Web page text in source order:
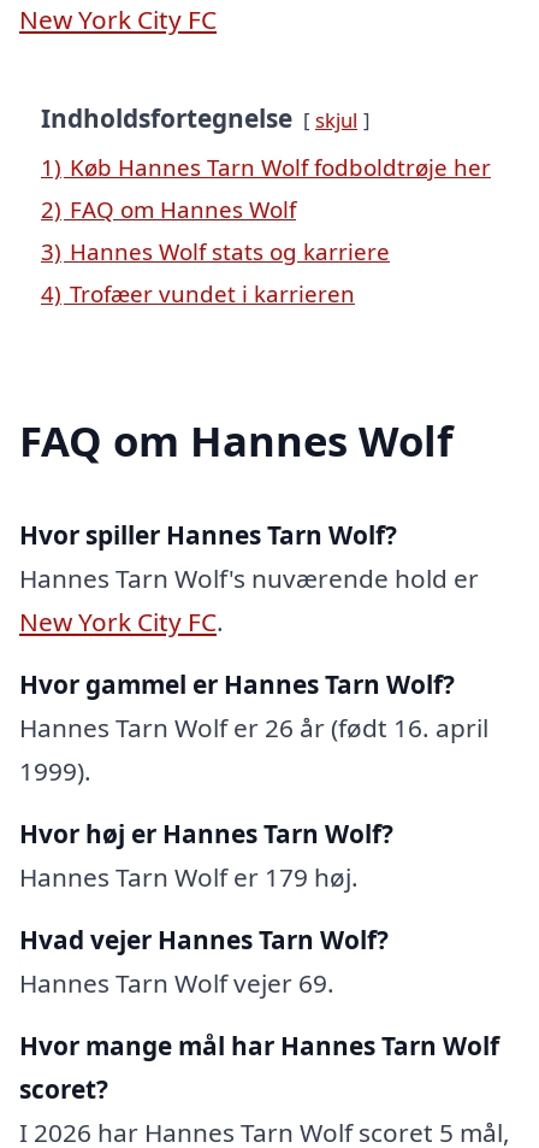
New York City FC
Indholdsfortegnelse skjul
1) Køb Hannes Tarn Wolf fodboldtrøje her
2) FAQ om Hannes Wolf
3) Hannes Wolf stats og karriere
4) Trofæer vundet i karrieren
FAQ om Hannes Wolf
Hvor spiller Hannes Tarn Wolf?
Hannes Tarn Wolf's nuværende hold er
New York City FC.
Hvor gammel er Hannes Tarn Wolf?
Hannes Tarn Wolf er 26 år (født 16. april
1999).
Hvor høj er Hannes Tarn Wolf?
Hannes Tarn Wolf er 179 høj.
Hvad vejer Hannes Tarn Wolf?
Hannes Tarn Wolf vejer 69.
Hvor mange mål har Hannes Tarn Wolf
scoret?
I 2026 har Hannes Tarn Wolf scoret 5 mål,